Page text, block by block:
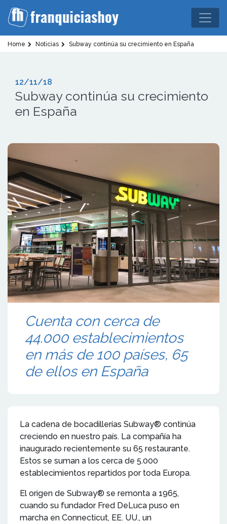
Home Noticias Subway continúa su crecimiento en España
12/11/18
Subway continúa su crecimiento
en España
Cuenta con cerca de
44.000 establecimientos
en más de 100 países, 65
de ellos en España
La cadena de bocadillerías Subway® continúa
creciendo en nuestro país. La compañía ha
inaugurado recientemente su 65 restaurante.
Estos se suman a los cerca de 5.000
establecimientos repartidos por toda Europa.
El origen de Subway® se remonta a 1965,
cuando su fundador Fred DeLuca puso en
marcha en Connecticut, EE. UU., un